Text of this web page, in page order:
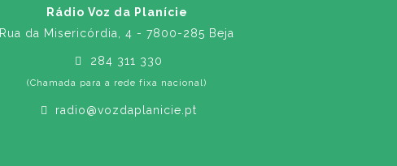
Rádio Voz da Planície
Rua da Misericórdia, 4 - 7800-285 Beja
284 311 330
(Chamada para a rede fixa nacional)
radio@vozdaplanicie.pt